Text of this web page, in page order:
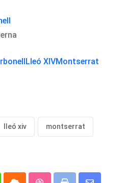
Lleó XIVMontserrat
lleó xiv montserrat